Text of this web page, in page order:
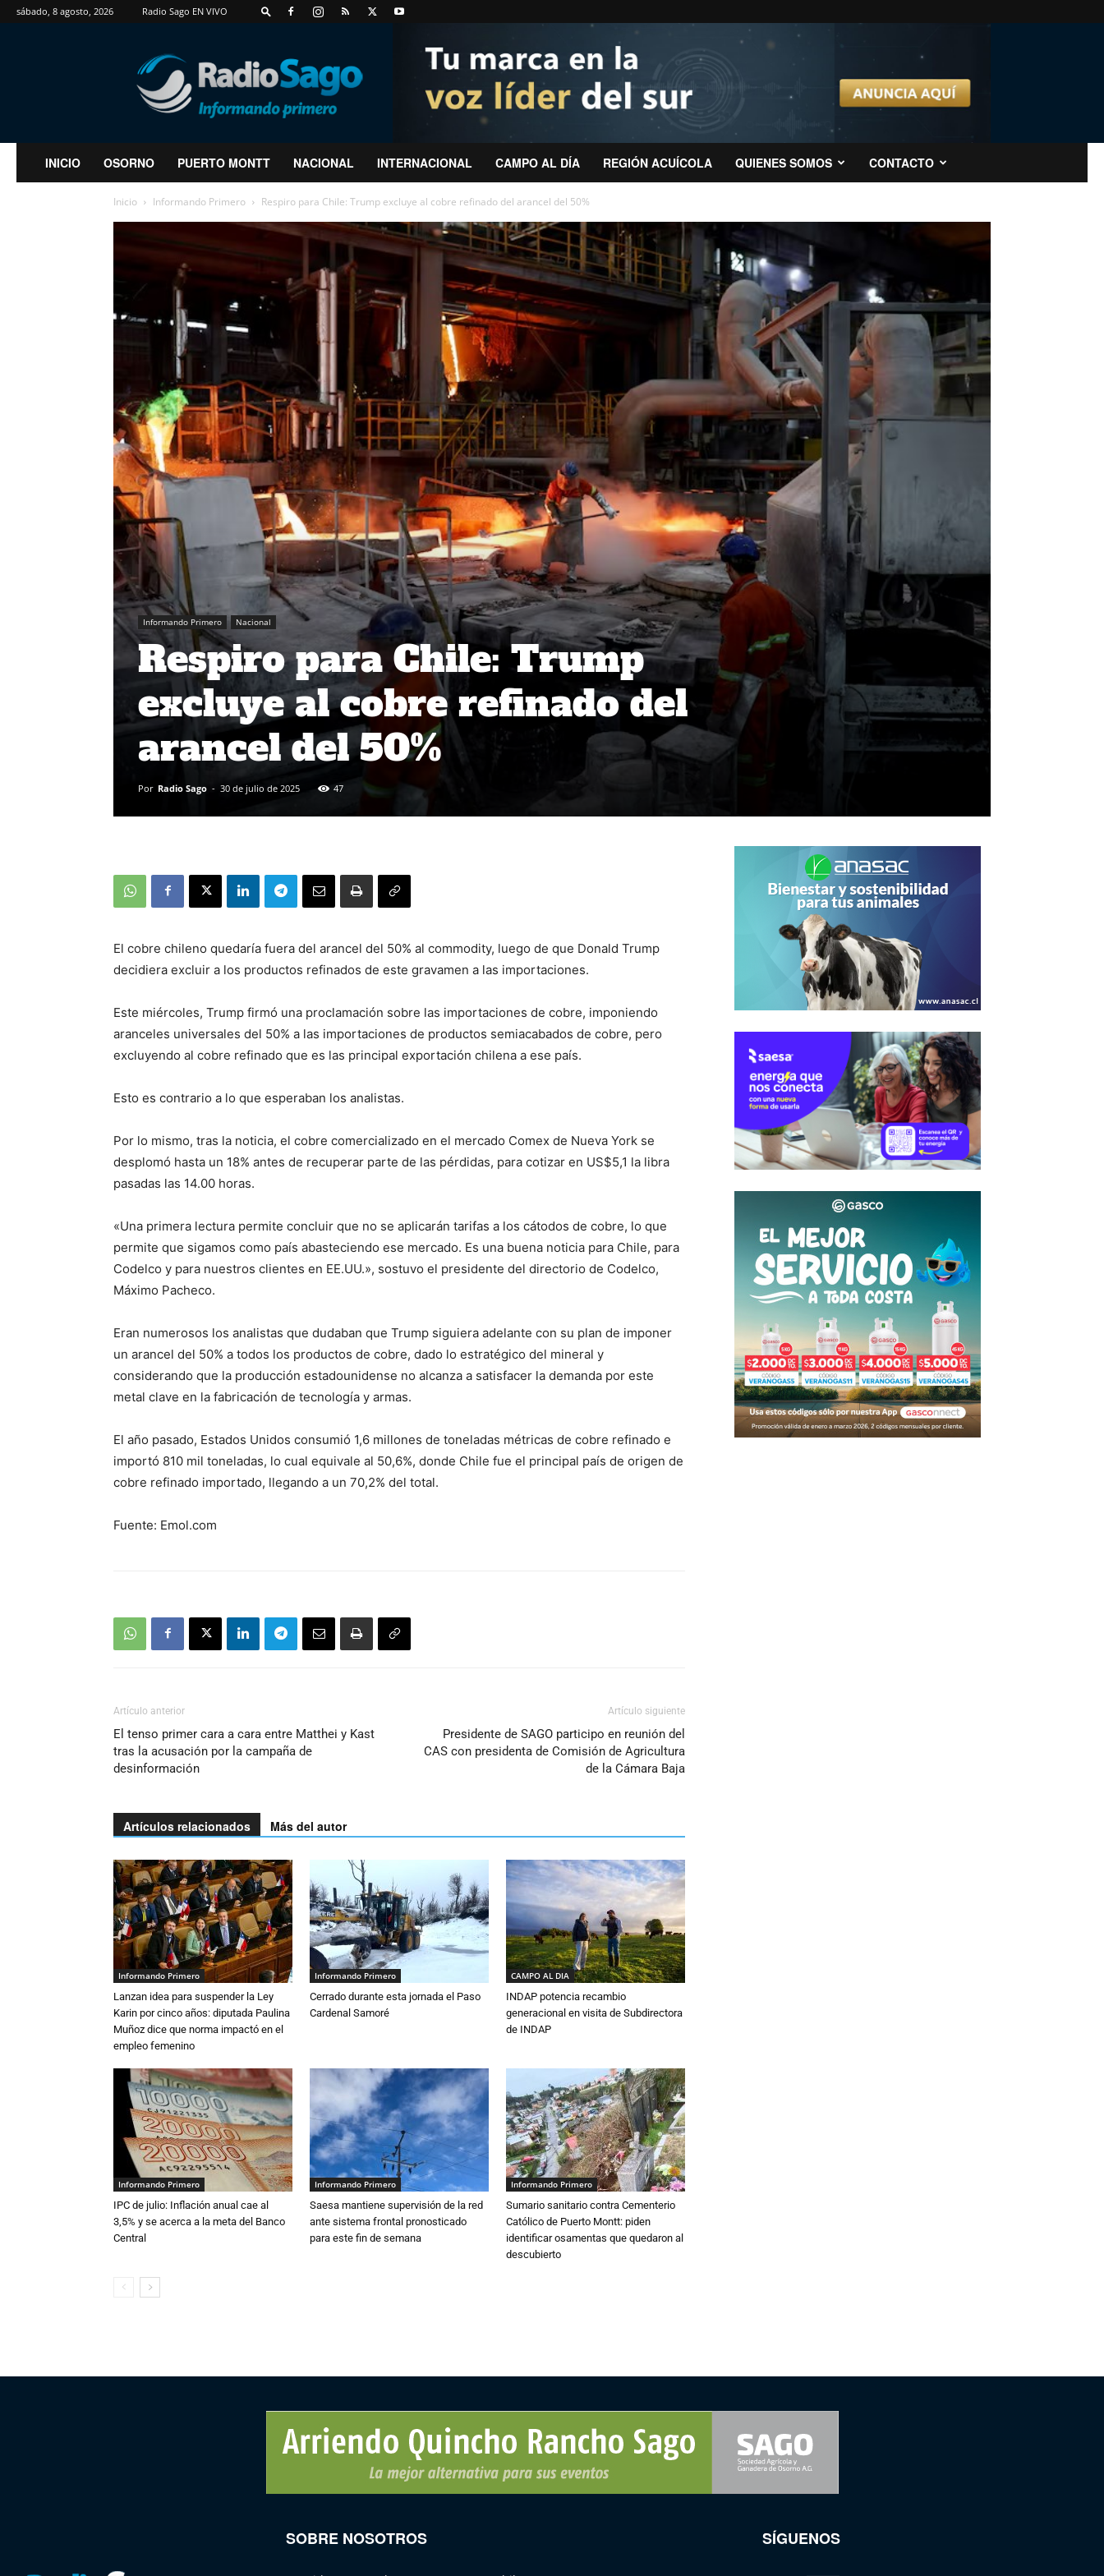
sábado, 8 agosto, 2026 Radio Sago EN VIVO
RadioSago
INICIO OSORNO PUERTO MONTT NACIONAL INTERNACIONAL CAMPO AL DÍA REGIÓN ACUÍCOLA QUIENES SOMOS CONTACTO
Inicio Informando Primero Respiro para Chile: Trump excluye al cobre refinado del arancel del 50%
Informando Primero Nacional
Respiro para Chile: Trump
excluye al cobre refinado del
arancel del 50%
Por Radio Sago - 30 de julio de 2025 47
El cobre chileno quedaría fuera del arancel del 50% al commodity, luego de que Donald Trump
decidiera excluir a los productos refinados de este gravamen a las importaciones.
Este miércoles, Trump firmó una proclamación sobre las importaciones de cobre, imponiendo
aranceles universales del 50% a las importaciones de productos semiacabados de cobre, pero
excluyendo al cobre refinado que es las principal exportación chilena a ese país.
Esto es contrario a lo que esperaban los analistas.
Por lo mismo, tras la noticia, el cobre comercializado en el mercado Comex de Nueva York se
desplomó hasta un 18% antes de recuperar parte de las pérdidas, para cotizar en US$5,1 la libra
pasadas las 14.00 horas.
«Una primera lectura permite concluir que no se aplicarán tarifas a los cátodos de cobre, lo que
permite que sigamos como país abasteciendo ese mercado. Es una buena noticia para Chile, para
Codelco y para nuestros clientes en EE.UU.», sostuvo el presidente del directorio de Codelco,
Máximo Pacheco.
Eran numerosos los analistas que dudaban que Trump siguiera adelante con su plan de imponer
un arancel del 50% a todos los productos de cobre, dado lo estratégico del mineral y
considerando que la producción estadounidense no alcanza a satisfacer la demanda por este
metal clave en la fabricación de tecnología y armas.
El año pasado, Estados Unidos consumió 1,6 millones de toneladas métricas de cobre refinado e
importó 810 mil toneladas, lo cual equivale al 50,6%, donde Chile fue el principal país de origen de
cobre refinado importado, llegando a un 70,2% del total.
Fuente: Emol.com
Artículo anterior
El tenso primer cara a cara entre Matthei y Kast
tras la acusación por la campaña de
desinformación
Artículo siguiente
Presidente de SAGO participo en reunión del
CAS con presidenta de Comisión de Agricultura
de la Cámara Baja
Artículos relacionados Más del autor
Informando Primero
Lanzan idea para suspender la Ley
Karin por cinco años: diputada Paulina
Muñoz dice que norma impactó en el
empleo femenino
Informando Primero
Cerrado durante esta jornada el Paso
Cardenal Samoré
CAMPO AL DIA
INDAP potencia recambio
generacional en visita de Subdirectora
de INDAP
Informando Primero
IPC de julio: Inflación anual cae al
3,5% y se acerca a la meta del Banco
Central
Informando Primero
Saesa mantiene supervisión de la red
ante sistema frontal pronosticado
para este fin de semana
Informando Primero
Sumario sanitario contra Cementerio
Católico de Puerto Montt: piden
identificar osamentas que quedaron al
descubierto
SOBRE NOSOTROS SÍGUENOS